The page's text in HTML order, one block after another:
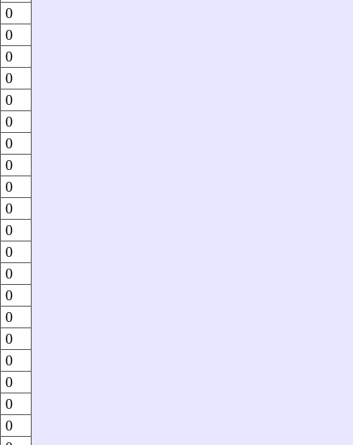
0
0
0
0
0
0
0
0
0
0
0
0
0
0
0
0
0
0
0
0